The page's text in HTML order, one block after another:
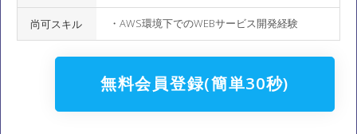
尚可スキル ・AWS環境下でのWEBサービス開発経験
無料会員登録(簡単30秒)